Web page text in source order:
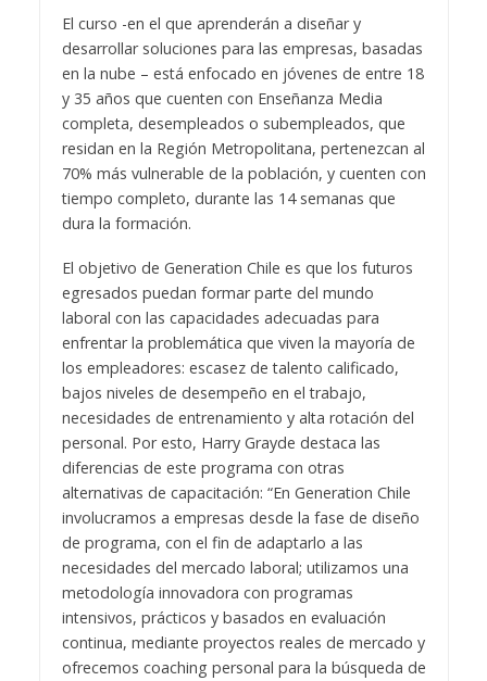
El curso -en el que aprenderán a diseñar y
desarrollar soluciones para las empresas, basadas
en la nube – está enfocado en jóvenes de entre 18
y 35 años que cuenten con Enseñanza Media
completa, desempleados o subempleados, que
residan en la Región Metropolitana, pertenezcan al
70% más vulnerable de la población, y cuenten con
tiempo completo, durante las 14 semanas que
dura la formación.
El objetivo de Generation Chile es que los futuros
egresados puedan formar parte del mundo
laboral con las capacidades adecuadas para
enfrentar la problemática que viven la mayoría de
los empleadores: escasez de talento calificado,
bajos niveles de desempeño en el trabajo,
necesidades de entrenamiento y alta rotación del
personal. Por esto, Harry Grayde destaca las
diferencias de este programa con otras
alternativas de capacitación: “En Generation Chile
involucramos a empresas desde la fase de diseño
de programa, con el fin de adaptarlo a las
necesidades del mercado laboral; utilizamos una
metodología innovadora con programas
intensivos, prácticos y basados en evaluación
continua, mediante proyectos reales de mercado y
ofrecemos coaching personal para la búsqueda de